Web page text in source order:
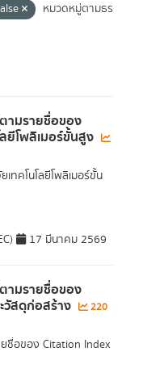
หมวดหมู่ตามธร
ามรายชื่อของ
ยีโพลิเมอร์ขั้นสูง
ทคโนโลยีโพลิเมอร์ขั้น
17 มีนาคม 2569
ามรายชื่อของ
วัสดุก่อสร้าง
220
ชื่อของ Citation Index